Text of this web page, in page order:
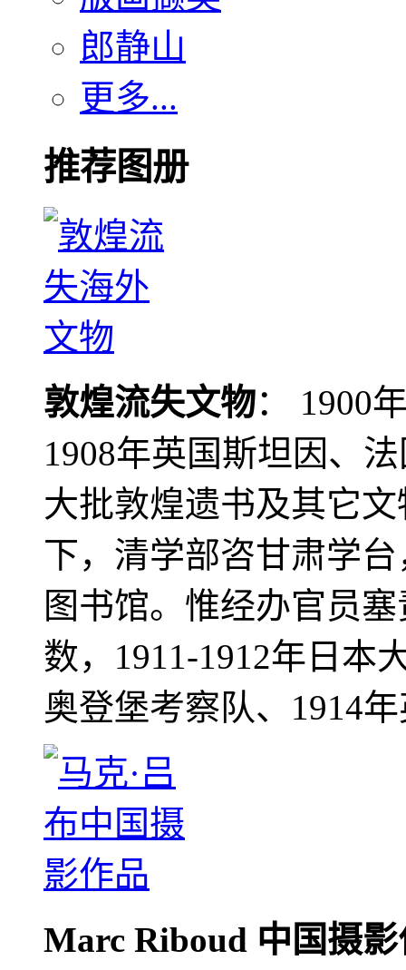
郎静山
更多...
推荐图册
敦煌流失文物： 1900
1908年英国斯坦因、
大批敦煌遗书及其它
下，清学部咨甘肃学
图书馆。惟经办官员
数，1911-1912年日本
奥登堡考察队、1914
Marc Riboud 中国摄